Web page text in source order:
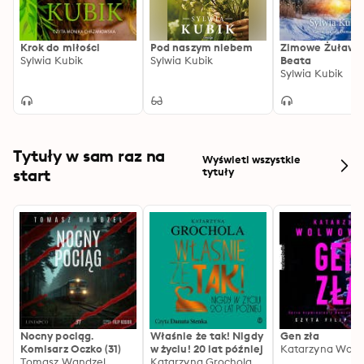
Krok do miłości
Sylwia Kubik
Pod naszym niebem
Sylwia Kubik
Zimowe Żuławy.
Beata
Sylwia Kubik
Tytuły w sam raz na
start
Wyświetl wszystkie
tytuły
Nocny pociąg.
Komisarz Oczko (31)
Właśnie że tak! Nigdy
w życiu! 20 lat później
Gen zła
Katarzyna